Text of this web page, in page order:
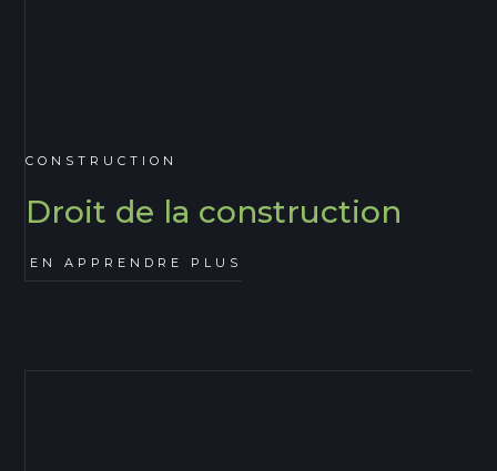
CONSTRUCTION
Droit de la construction
EN APPRENDRE PLUS